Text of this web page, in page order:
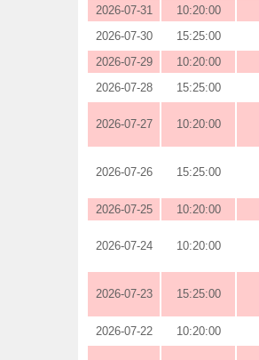
2026-07-31
10:20:00
2026-07-30
15:25:00
2026-07-29
10:20:00
2026-07-28
15:25:00
2026-07-27 10:20:00
2026-07-26 15:25:00
2026-07-25
10:20:00
2026-07-24 10:20:00
2026-07-23 15:25:00
2026-07-22
10:20:00